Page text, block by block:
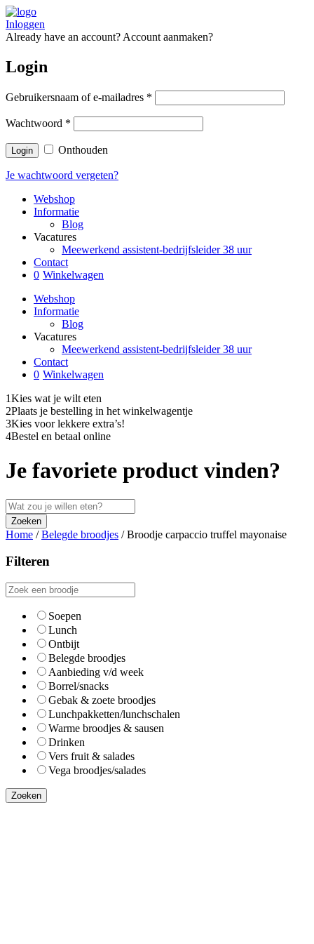
Inloggen
Already have an account? Account aanmaken?
Login
Gebruikersnaam of e-mailadres *
Wachtwoord *
Onthouden
Je wachtwoord vergeten?
Webshop
Informatie
Blog
Vacatures
Meewerkend assistent-bedrijfsleider 38 uur
Contact
0 Winkelwagen
Webshop
Informatie
Blog
Vacatures
Meewerkend assistent-bedrijfsleider 38 uur
Contact
0 Winkelwagen
1Kies wat je wilt eten
2Plaats je bestelling in het winkelwagentje
3Kies voor lekkere extra’s!
4Bestel en betaal online
Je favoriete product vinden?
Home / Belegde broodjes /Broodje carpaccio truffel mayonaise
Filteren
Soepen
Lunch
Ontbijt
Belegde broodjes
Aanbieding v/d week
Borrel/snacks
Gebak & zoete broodjes
Lunchpakketten/lunchschalen
Warme broodjes & sausen
Drinken
Vers fruit & salades
Vega broodjes/salades